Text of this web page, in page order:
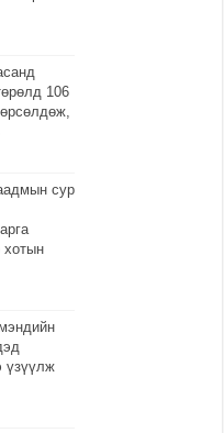
106
сур
хотын
үзүүлж